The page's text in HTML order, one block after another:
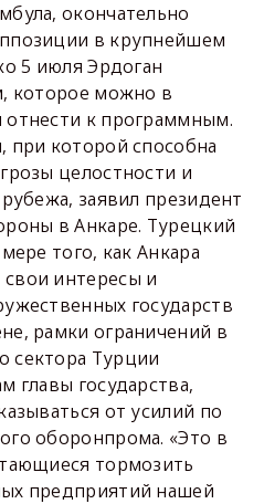
окончательно
в крупнейшем
5 июля Эрдоган
которое можно в
к программным.
которой способна
целостности и
заявил президент
в Анкаре. Турецкий
того, как Анкара
интересы и
государств
рамки ограничений в
сектора Турции
главы государства,
от усилий по
оборонпрома. «Это в
тормозить
предприятий нашей